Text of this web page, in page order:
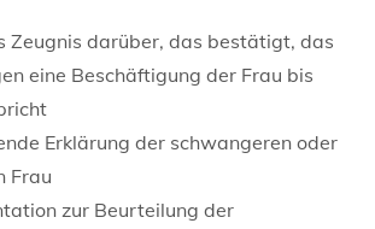
Zeugnis darüber, das bestätigt, das
eine Beschäftigung der Frau bis
Erklärung der schwangeren oder
Frau
zur Beurteilung der